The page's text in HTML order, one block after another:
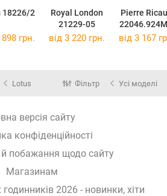
18226/2
Royal London
21229-05
Pierre
898 грн. від 3 220 грн. від 3 167
Lotus Фільтр Усі моделі
версія сайту
конфіденційності
побажання щодо сайту
Магазинам
2026 - новинки, хіти